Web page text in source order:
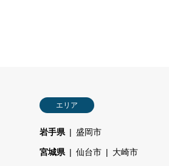
エリア
岩手県 盛岡市
宮城県 仙台市 大崎市